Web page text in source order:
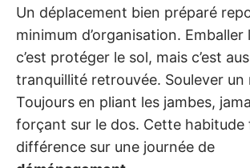
Un déplacement bien préparé
minimum d’organisation. Emballer
c’est protéger le sol, mais c’est
tranquillité retrouvée. Soulever un
Toujours en pliant les jambes,
forçant sur le dos. Cette habitude
différence sur une journée de